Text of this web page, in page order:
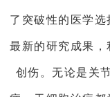
了突破性的医学
最新的研究成果
创伤。无论是关